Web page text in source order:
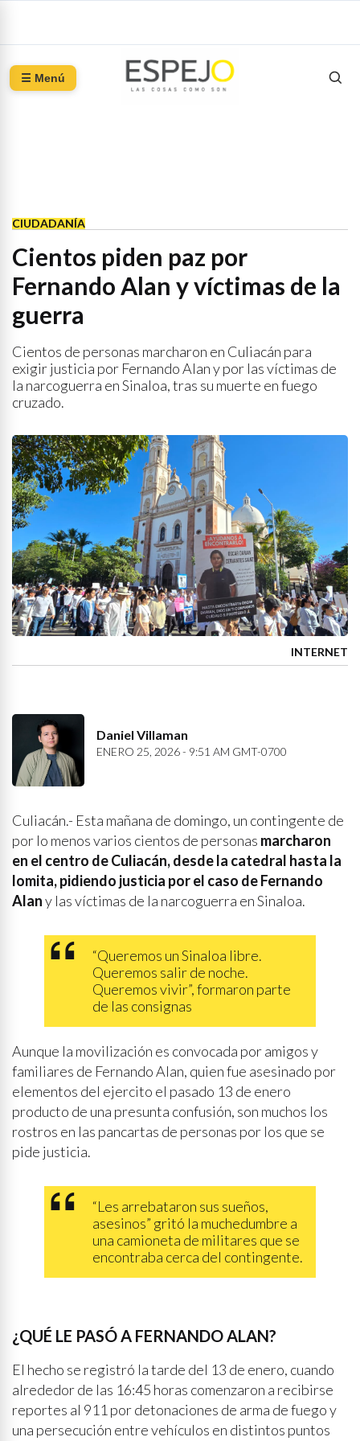
☰ Menú
CIUDADANÍA
Cientos piden paz por
Fernando Alan y víctimas de la
guerra
Cientos de personas marcharon en Culiacán para
exigir justicia por Fernando Alan y por las víctimas de
la narcoguerra en Sinaloa, tras su muerte en fuego
cruzado.
INTERNET
Daniel Villaman
ENERO 25, 2026 - 9:51 AM GMT-0700
Culiacán.- Esta mañana de domingo, un contingente de
por lo menos varios cientos de personas marcharon
en el centro de Culiacán, desde la catedral hasta la
lomita, pidiendo justicia por el caso de Fernando
Alany las víctimas de la narcoguerra en Sinaloa.
“Queremos un Sinaloa libre.
Queremos salir de noche.
Queremos vivir”, formaron parte
de las consignas
Aunque la movilización es convocada por amigos y
familiares de Fernando Alan, quien fue asesinado por
elementos del ejercito el pasado 13 de enero
producto de una presunta confusión, son muchos los
rostros en las pancartas de personas por los que se
pide justicia.
“Les arrebataron sus sueños,
asesinos” gritó la muchedumbre a
una camioneta de militares que se
encontraba cerca del contingente.
¿QUÉ LE PASÓ A FERNANDO ALAN?
El hecho se registró la tarde del 13 de enero, cuando
alrededor de las 16:45 horas comenzaron a recibirse
reportes al 911 por detonaciones de arma de fuego y
una persecución entre vehículos en distintos puntos